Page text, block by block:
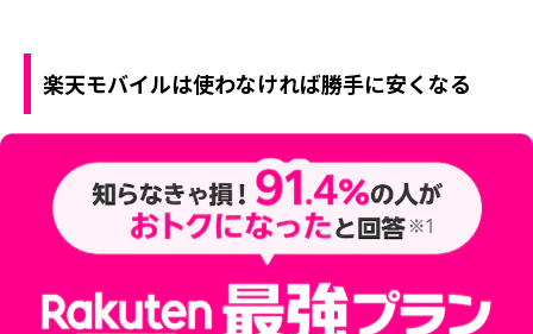
楽天モバイルは使わなければ勝手に安くなる